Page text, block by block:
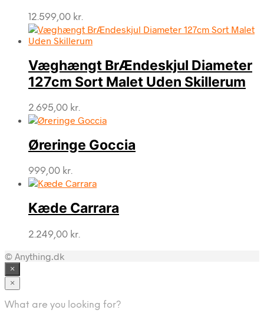
12.599,00 kr.
Væghængt BrÆndeskjul Diameter
127cm Sort Malet Uden Skillerum
2.695,00 kr.
Øreringe Goccia
999,00 kr.
Kæde Carrara
2.249,00 kr.
© Anything.dk
×
×
What are you looking for?